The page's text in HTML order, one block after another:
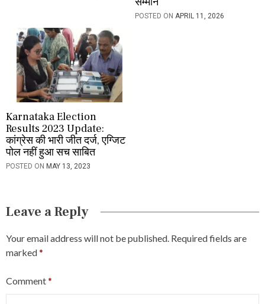
POSTED ONAPRIL 11, 2026
Karnataka Election
Results 2023 Update:
कांग्रेस की भारी जीत दर्ज, एग्जिट
पोल नहीं हुआ सच साबित
POSTED ON MAY 13, 2023
Leave a Reply
Your email address will not be published. Required fields are
marked*
Comment*